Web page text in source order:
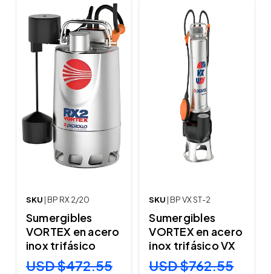
SKU | BP RX 2/20
Sumergibles
VORTEX en acero
inox trifásico
USD $472.55
SKU | BP VX ST-2
Sumergibles
VORTEX en acero
inox trifásico VX
USD $762.55